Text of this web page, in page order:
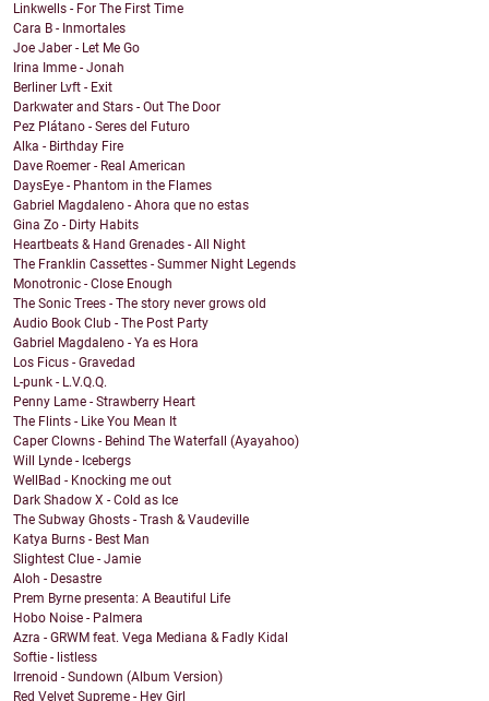
Linkwells - For The First Time
Cara B - Inmortales
Joe Jaber - Let Me Go
Irina Imme - Jonah
Berliner Lvft - Exit
Darkwater and Stars - Out The Door
Pez Plátano - Seres del Futuro
Alka - Birthday Fire
Dave Roemer - Real American
DaysEye - Phantom in the Flames
Gabriel Magdaleno - Ahora que no estas
Gina Zo - Dirty Habits
Heartbeats & Hand Grenades - All Night
The Franklin Cassettes - Summer Night Legends
Monotronic - Close Enough
The Sonic Trees - The story never grows old
Audio Book Club - The Post Party
Gabriel Magdaleno - Ya es Hora
Los Ficus - Gravedad
L-punk - L.V.Q.Q.
Penny Lame - Strawberry Heart
The Flints - Like You Mean It
Caper Clowns - Behind The Waterfall (Ayayahoo)
Will Lynde - Icebergs
WellBad - Knocking me out
Dark Shadow X - Cold as Ice
The Subway Ghosts - Trash & Vaudeville
Katya Burns - Best Man
Slightest Clue - Jamie
Aloh - Desastre
Prem Byrne presenta: A Beautiful Life
Hobo Noise - Palmera
Azra - GRWM feat. Vega Mediana & Fadly Kidal
Softie - listless
Irrenoid - Sundown (Album Version)
Red Velvet Supreme - Hey Girl